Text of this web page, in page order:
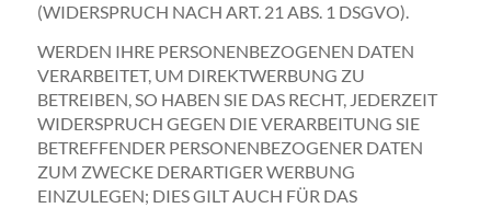
(WIDERSPRUCH NACH ART. 21 ABS. 1 DSGVO).
WERDEN IHRE PERSONENBEZOGENEN DATEN
VERARBEITET, UM DIREKTWERBUNG ZU
BETREIBEN, SO HABEN SIE DAS RECHT, JEDERZEIT
WIDERSPRUCH GEGEN DIE VERARBEITUNG SIE
BETREFFENDER PERSONENBEZOGENER DATEN
ZUM ZWECKE DERARTIGER WERBUNG
EINZULEGEN; DIES GILT AUCH FÜR DAS